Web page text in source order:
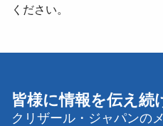
ください。
皆様に情報を伝え続
クリザール・ジャパンの